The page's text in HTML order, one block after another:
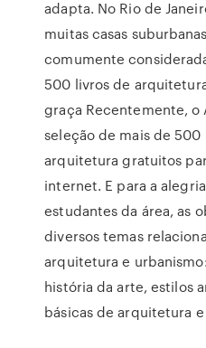
adapta. No Rio de
muitas casas
comumente
500 livros de
graça Recentemente, o
seleção de mais de 500
arquitetura gratuitos
internet. E para a
estudantes da área, as
diversos temas
arquitetura e
história da arte, estilos
básicas de arquitetura